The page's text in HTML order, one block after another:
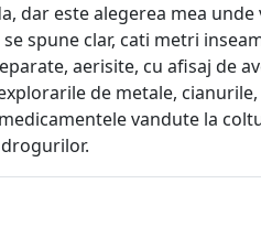
este alegerea mea unde
spune clar, cati metri
aerisite, cu afisaj de
de metale,
vandute la